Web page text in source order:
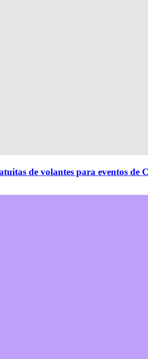
de volantes para eventos de